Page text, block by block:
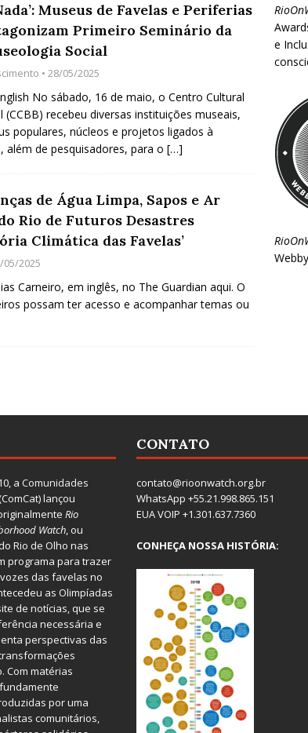
Museus de Favelas e Periferias
Primeiro Seminário da
Social
• 28/05/2025
No sábado, 16 de maio, o Centro Cultural
(CCBB) recebeu diversas instituições museais,
populares, núcleos e projetos ligados à
além de pesquisadores, para o […]
de Água Limpa, Sapos e Ar
Rio de Futuros Desastres
Climática das Favelas’
05/2025
Carneiro, em inglês, no The Guardian aqui. O
possam ter acesso e acompanhar temas ou
e
a Comunidades
lançou
Rio
Watch, ou
Rio de Olho nas
programa para trazer
das favelas no
as Olimpíadas
de notícias, que se
necessária e
perspectivas das
Com matérias
por uma
comunitários,
CONTATO
contato@rioonwatch.org.br
WhatsApp +55.21.998.865.151
EUA VOIP +1.301.637.7360
CONHEÇA NOSSA HISTÓRIA: